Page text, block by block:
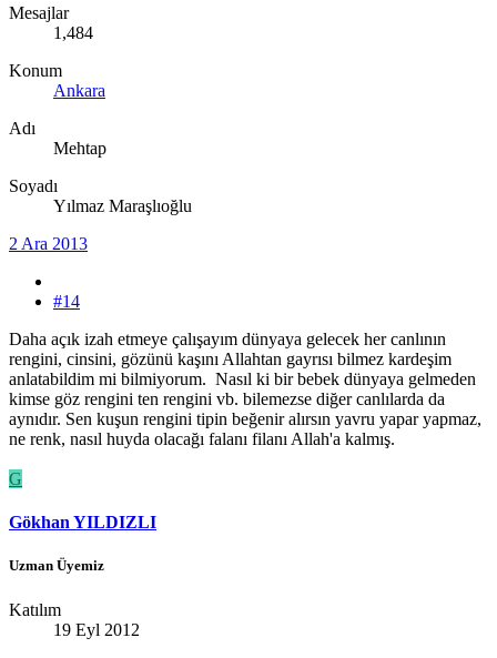
Mesajlar
1,484
Konum
Ankara
Adı
Mehtap
Soyadı
Yılmaz Maraşlıoğlu
2 Ara 2013
#14
Daha açık izah etmeye çalışayım dünyaya gelecek her canlının
rengini, cinsini, gözünü kaşını Allahtan gayrısı bilmez kardeşim
anlatabildim mi bilmiyorum. Nasıl ki bir bebek dünyaya gelmeden
kimse göz rengini ten rengini vb. bilemezse diğer canlılarda da
aynıdır. Sen kuşun rengini tipin beğenir alırsın yavru yapar yapmaz,
ne renk, nasıl huyda olacağı falanı filanı Allah'a kalmış.
G
Gökhan YILDIZLI
Uzman Üyemiz
Katılım
19 Eyl 2012